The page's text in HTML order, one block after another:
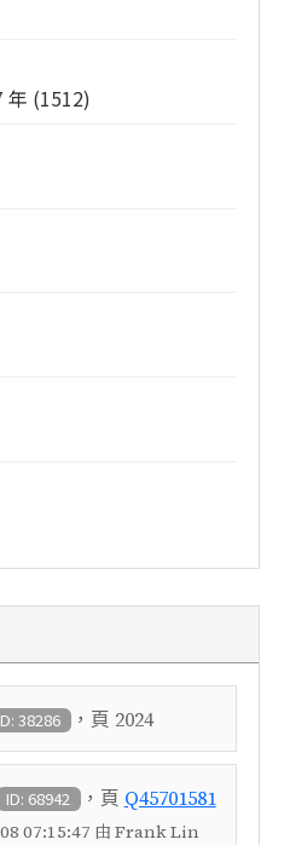
年 (1512)
38286 ，頁 2024
ID: 68942 ，頁 Q45701581
07:15:47 由 Frank Lin